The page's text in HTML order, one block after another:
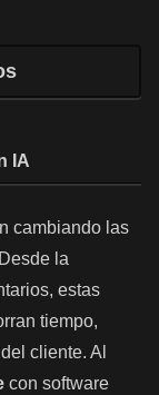
IA
cambiando las
la
estas
tiempo,
cliente. Al
con software